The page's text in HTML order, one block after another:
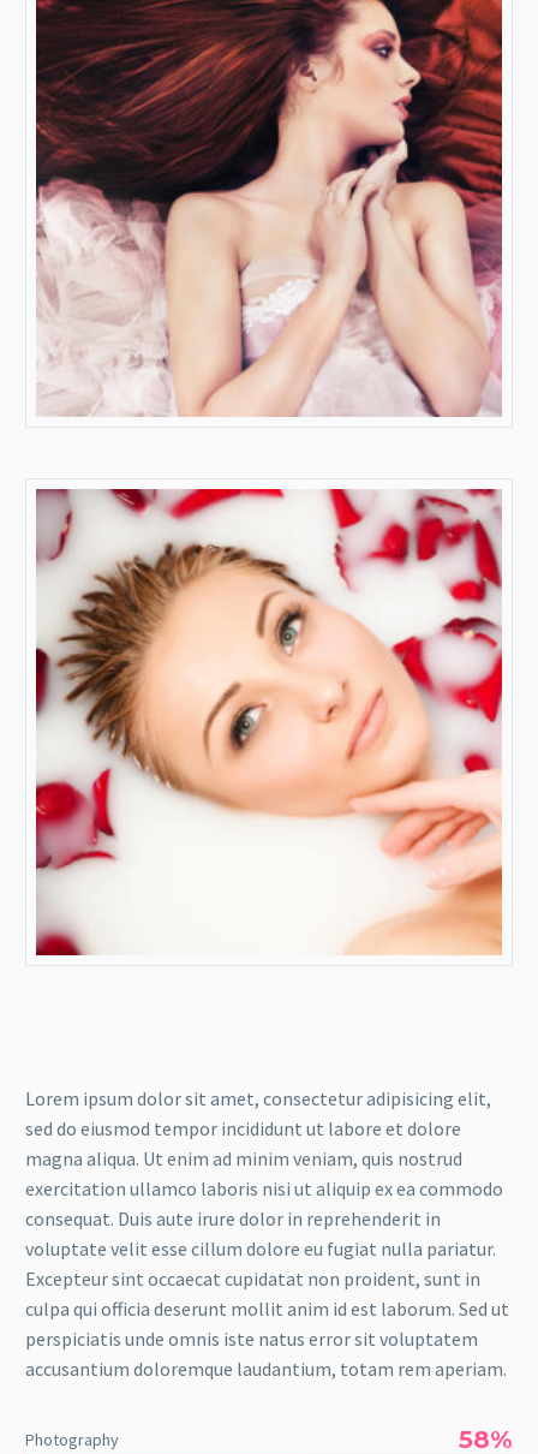
Lorem ipsum dolor sit amet, consectetur adipisicing elit,
sed do eiusmod tempor incididunt ut labore et dolore
magna aliqua. Ut enim ad minim veniam, quis nostrud
exercitation ullamco laboris nisi ut aliquip ex ea commodo
consequat. Duis aute irure dolor in reprehenderit in
voluptate velit esse cillum dolore eu fugiat nulla pariatur.
Excepteur sint occaecat cupidatat non proident, sunt in
culpa qui officia deserunt mollit anim id est laborum. Sed ut
perspiciatis unde omnis iste natus error sit voluptatem
accusantium doloremque laudantium, totam rem aperiam.
Photography 58%